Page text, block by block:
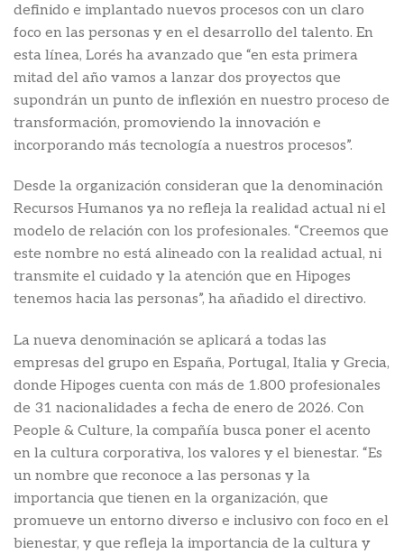
definido e implantado nuevos procesos con un claro
foco en las personas y en el desarrollo del talento. En
esta línea, Lorés ha avanzado que “en esta primera
mitad del año vamos a lanzar dos proyectos que
supondrán un punto de inflexión en nuestro proceso de
transformación, promoviendo la innovación e
incorporando más tecnología a nuestros procesos”.
Desde la organización consideran que la denominación
Recursos Humanos ya no refleja la realidad actual ni el
modelo de relación con los profesionales. “Creemos que
este nombre no está alineado con la realidad actual, ni
transmite el cuidado y la atención que en Hipoges
tenemos hacia las personas”, ha añadido el directivo.
La nueva denominación se aplicará a todas las
empresas del grupo en España, Portugal, Italia y Grecia,
donde Hipoges cuenta con más de 1.800 profesionales
de 31 nacionalidades a fecha de enero de 2026. Con
People & Culture, la compañía busca poner el acento
en la cultura corporativa, los valores y el bienestar. “Es
un nombre que reconoce a las personas y la
importancia que tienen en la organización, que
promueve un entorno diverso e inclusivo con foco en el
bienestar, y que refleja la importancia de la cultura y